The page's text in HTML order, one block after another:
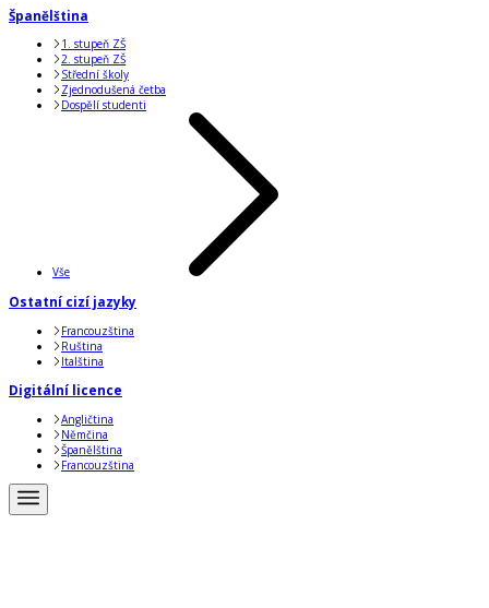
Španělština
1. stupeň ZŠ
2. stupeň ZŠ
Střední školy
Zjednodušená četba
Dospělí studenti
Vše
Ostatní cizí jazyky
Francouzština
Ruština
Italština
Digitální licence
Angličtina
Němčina
Španělština
Francouzština